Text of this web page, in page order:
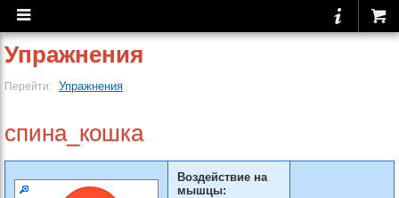
Упражнения
Перейти: Упражнения
спина_кошка
Воздействие на
мышцы: